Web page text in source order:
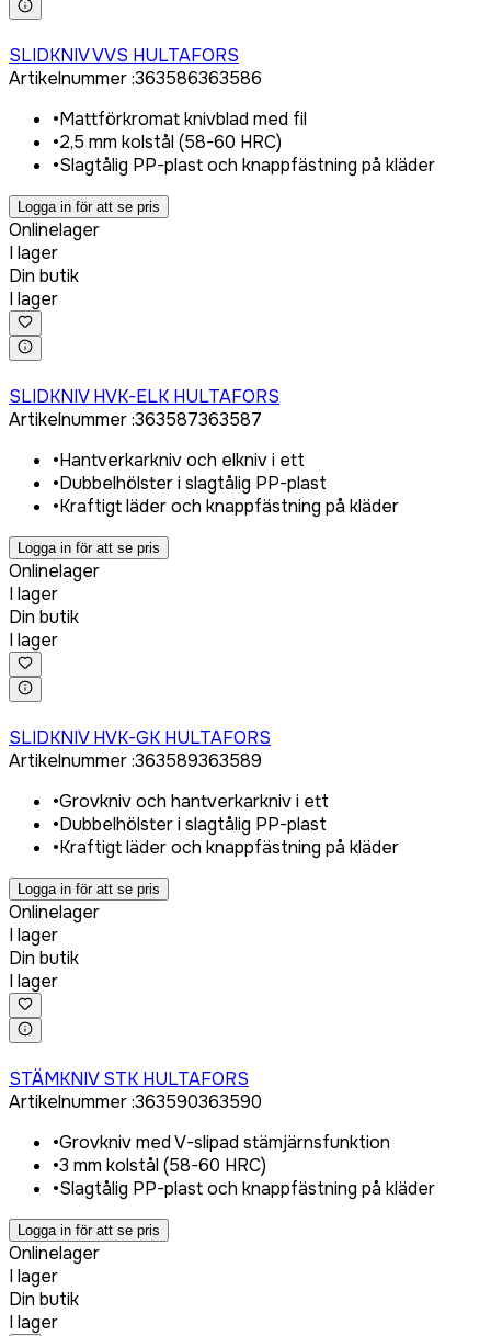
SLIDKNIV VVS HULTAFORS
Artikelnummer:363586363586
•Mattförkromat knivblad med fil
•2,5 mm kolstål (58-60 HRC)
•Slagtålig PP-plast och knappfästning på kläder
Logga in för att se pris
Onlinelager
I lager
Din butik
I lager
SLIDKNIV HVK-ELK HULTAFORS
Artikelnummer:363587363587
•Hantverkarkniv och elkniv i ett
•Dubbelhölster i slagtålig PP-plast
•Kraftigt läder och knappfästning på kläder
Logga in för att se pris
Onlinelager
I lager
Din butik
I lager
SLIDKNIV HVK-GK HULTAFORS
Artikelnummer:363589363589
•Grovkniv och hantverkarkniv i ett
•Dubbelhölster i slagtålig PP-plast
•Kraftigt läder och knappfästning på kläder
Logga in för att se pris
Onlinelager
I lager
Din butik
I lager
STÄMKNIV STK HULTAFORS
Artikelnummer:363590363590
•Grovkniv med V-slipad stämjärnsfunktion
•3 mm kolstål (58-60 HRC)
•Slagtålig PP-plast och knappfästning på kläder
Logga in för att se pris
Onlinelager
I lager
Din butik
I lager